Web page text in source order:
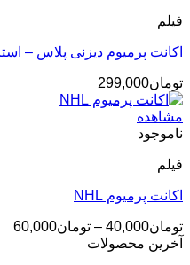
فیلم
اکانت پرمیوم دیزنی پلاس –
تومان299,000
مشاهده
ناموجود
فیلم
اکانت پرمیوم NHL
تومان40,000
– تومان60,000
آخرین محصولات